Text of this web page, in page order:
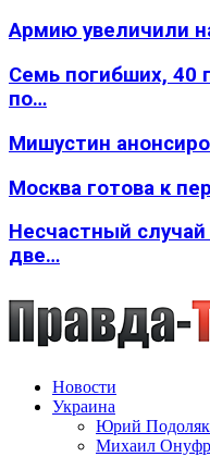
Армию увеличили
Семь погибших, 40
по…
Мишустин
Москва готова к
Несчастный
две…
Новости
Украина
Юрий
Михаил